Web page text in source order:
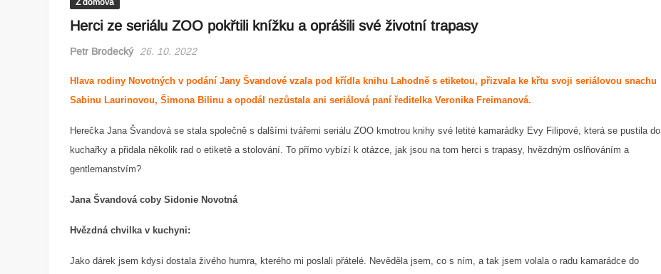
Z domova
Herci ze seriálu ZOO pokřtili knížku a oprášili své životní trapasy
Petr Brodecký 26. 10. 2022
Hlava rodiny Novotných v podání Jany Švandové vzala pod křídla knihu Lahodně s etiketou, přizvala ke křtu svoji seriálovou snachu
Sabinu Laurinovou, Šimona Bilinu a opodál nezůstala ani seriálová paní ředitelka Veronika Freimanová.
Herečka Jana Švandová se stala společně s dalšími tvářemi seriálu ZOO kmotrou knihy své letité kamarádky Evy Filipové, která se pustila do
kuchařky a přidala několik rad o etiketě a stolování. To přímo vybízí k otázce, jak jsou na tom herci s trapasy, hvězdným oslňováním a
gentlemanstvím?
Jana Švandová coby Sidonie Novotná
Hvězdná chvilka v kuchyni:
Jako dárek jsem kdysi dostala živého humra, kterého mi poslali přátelé. Nevěděla jsem, co s ním, a tak jsem volala o radu kamarádce do